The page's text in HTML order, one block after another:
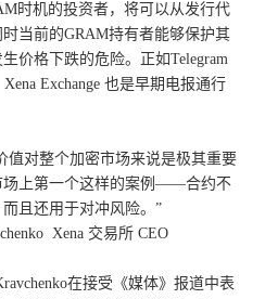
时机的投资者，将可以从发行代
当前的GRAM持有者能够保护其
价格下跌的危险。正如Telegram
Xena Exchange 也是早期电报通行
值对整个加密市场来说是极其重要
场上第一个这样的案例——合约不
且还用于对冲风险。”
Xena 交易所 CEO
在接受《媒体》报道中表